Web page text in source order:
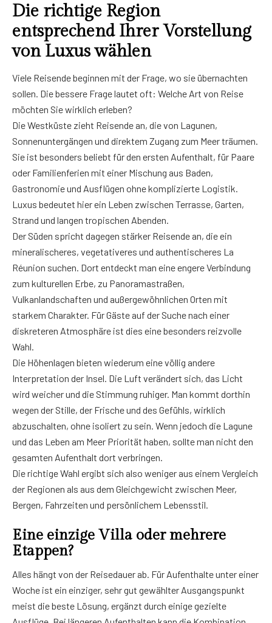
Die richtige Region
entsprechend Ihrer Vorstellung
von Luxus wählen
Viele Reisende beginnen mit der Frage, wo sie übernachten
sollen. Die bessere Frage lautet oft: Welche Art von Reise
möchten Sie wirklich erleben?
Die Westküste zieht Reisende an, die von Lagunen,
Sonnenuntergängen und direktem Zugang zum Meer träumen.
Sie ist besonders beliebt für den ersten Aufenthalt, für Paare
oder Familienferien mit einer Mischung aus Baden,
Gastronomie und Ausflügen ohne komplizierte Logistik.
Luxus bedeutet hier ein Leben zwischen Terrasse, Garten,
Strand und langen tropischen Abenden.
Der Süden spricht dagegen stärker Reisende an, die ein
mineralischeres, vegetativeres und authentischeres La
Réunion suchen. Dort entdeckt man eine engere Verbindung
zum kulturellen Erbe, zu Panoramastraßen,
Vulkanlandschaften und außergewöhnlichen Orten mit
starkem Charakter. Für Gäste auf der Suche nach einer
diskreteren Atmosphäre ist dies eine besonders reizvolle
Wahl.
Die Höhenlagen bieten wiederum eine völlig andere
Interpretation der Insel. Die Luft verändert sich, das Licht
wird weicher und die Stimmung ruhiger. Man kommt dorthin
wegen der Stille, der Frische und des Gefühls, wirklich
abzuschalten, ohne isoliert zu sein. Wenn jedoch die Lagune
und das Leben am Meer Priorität haben, sollte man nicht den
gesamten Aufenthalt dort verbringen.
Die richtige Wahl ergibt sich also weniger aus einem Vergleich
der Regionen als aus dem Gleichgewicht zwischen Meer,
Bergen, Fahrzeiten und persönlichem Lebensstil.
Eine einzige Villa oder mehrere
Etappen?
Alles hängt von der Reisedauer ab. Für Aufenthalte unter einer
Woche ist ein einziger, sehr gut gewählter Ausgangspunkt
meist die beste Lösung, ergänzt durch einige gezielte